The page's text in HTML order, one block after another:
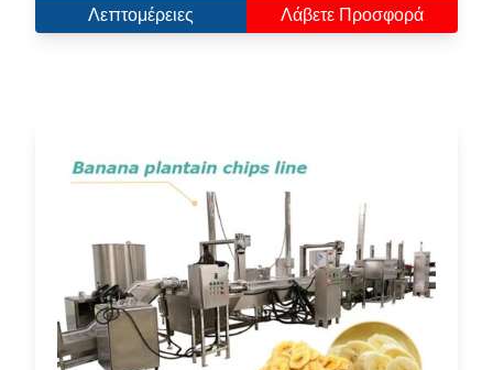
Λεπτομέρειες Λάβετε Προσφορά